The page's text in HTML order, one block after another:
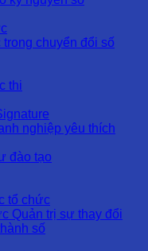
trong chuyển đổi số
thi
nghiệp yêu thích
đào tạo
tổ chức
Quản trị sự thay đổi
số